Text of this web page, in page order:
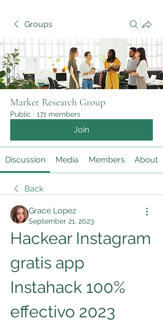
Groups
Market Research Group
Public · 171 members
Join
Discussion Media Members About
Back
Grace Lopez
September 21, 2023
Hackear Instagram
gratis app
Instahack 100%
effectivo 2023